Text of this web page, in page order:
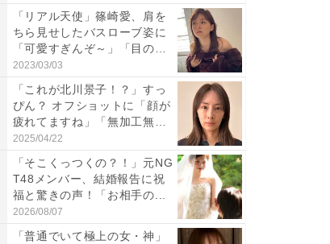
「リアル天使」篠崎愛、肩を
ちら見せしたバスローブ姿に
「可愛すぎんぞ～」「目の表
情...
2023/03/03
「これが北川景子！？」すっ
ぴん？ オフショットに「顔が
疲れてますね」「無加工無
表...
2025/04/22
「そこくっつくの？！」元NG
T48メンバー、結婚報告に祝
福と驚きの声！「お相手の...
2026/08/07
「普通でいて極上の女・神」